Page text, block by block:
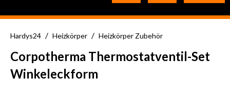
Hardys24 / Heizkörper / Heizkörper Zubehör
Corpotherma Thermostatventil-Set
Winkeleckform